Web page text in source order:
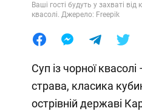
Ваші гості будуть у захваті
квасолі. Джерело: Freepik
Суп із чорної
страва, класика
острівній державі